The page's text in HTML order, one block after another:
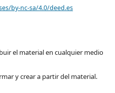
by-nc-sa/4.0/deed.es
el material en cualquier medio
y crear a partir del material.